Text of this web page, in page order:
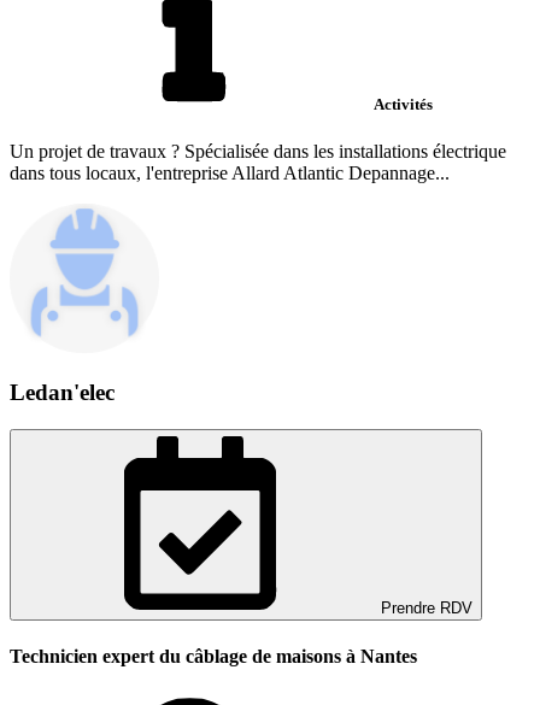
Activités
Un projet de travaux ? Spécialisée dans les installations électrique
dans tous locaux, l'entreprise Allard Atlantic Depannage...
Ledan'elec
Prendre RDV
Technicien expert du câblage de maisons à Nantes